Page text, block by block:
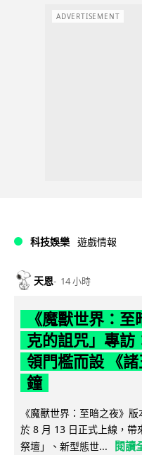
ADVERTISEMENT
科技娛樂 遊戲情報
天恩 14 小時
《魔獸世界：
克的詛咒」專訪
領門檻而設 《
鐘
《魔獸世界：至暗之夜》
於 8 月 13 日正式上線，帶
祭壇」、新型態世...
閱讀